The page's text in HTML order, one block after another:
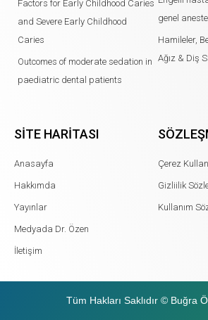
Factors for Early Childhood Caries
and Severe Early Childhood
Caries
Outcomes of moderate sedation in
paediatric dental patients
genel
Hamileler,
Ağız & Diş
SITE HARITASI
Anasayfa
Hakkımda
Yayınlar
Medyada Dr. Özen
İletişim
Çerez
Gizliilik
Kullanım
Tüm Hakları Saklıdır © Buğra